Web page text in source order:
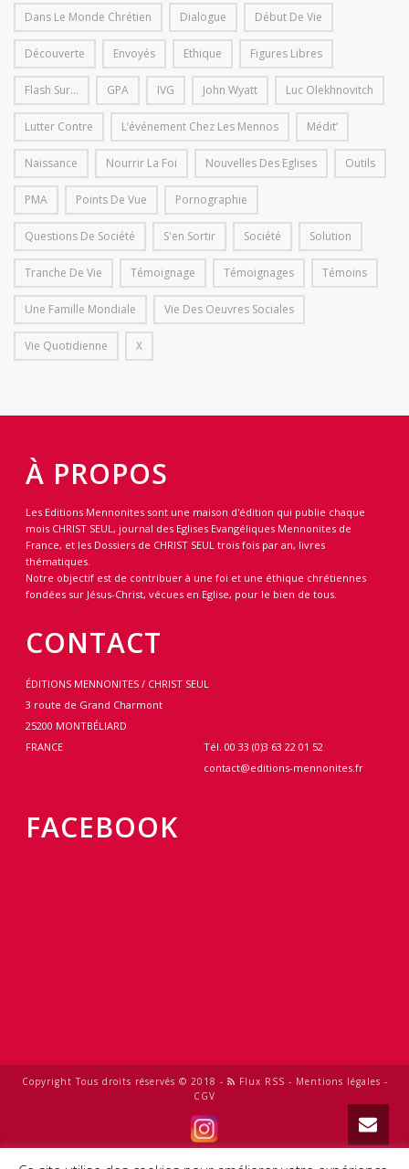
Dans Le Monde Chrétien Dialogue Début De Vie
Découverte Envoyés Ethique Figures Libres
Flash Sur... GPA IVG John Wyatt Luc Olekhnovitch
Lutter Contre L’événement Chez Les Mennos Médit’
Naissance Nourrir La Foi Nouvelles Des Eglises Outils
PMA Points De Vue Pornographie
Questions De Société S'en Sortir Société Solution
Tranche De Vie Témoignage Témoignages Témoins
Une Famille Mondiale Vie Des Oeuvres Sociales
Vie Quotidienne X
À PROPOS
Les Editions Mennonites sont une maison d'édition qui publie chaque
mois CHRIST SEUL, journal des Eglises Evangéliques Mennonites de
France, et les Dossiers de CHRIST SEUL trois fois par an, livres
thématiques.
Notre objectif est de contribuer à une foi et une éthique chrétiennes
fondées sur Jésus-Christ, vécues en Eglise, pour le bien de tous.
CONTACT
ÉDITIONS MENNONITES / CHRIST SEUL
3 route de Grand Charmont
25200 MONTBÉLIARD
FRANCE
Tél. 00 33 (0)3 63 22 01 52
contact@editions-mennonites.fr
FACEBOOK
Copyright Tous droits réservés © 2018 - Flux RSS - Mentions légales -
CGV